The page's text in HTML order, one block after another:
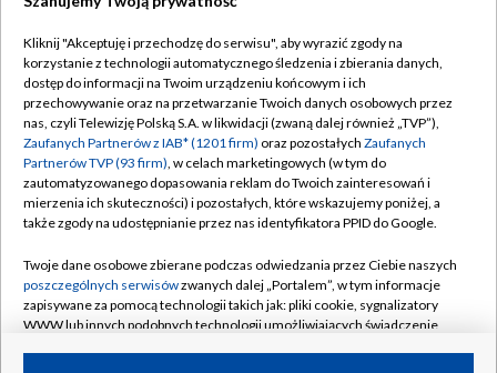
TVP
Abonament TVP
Emisja w TVP
Centrum informacji TVP
Naziemna Telewizja Cyfrowa
Rada Programowa
System NOS
Informacje o nadawcy
Regulamin TVP
Polityka prywatności
Moje zgody
Pomoc
Kontakt
Kanały
Kliknij "Akceptuję i przechodzę do serwisu", aby wyrazić zgody na
korzystanie z technologii automatycznego śledzenia i zbierania danych,
dostęp do informacji na Twoim urządzeniu końcowym i ich
przechowywanie oraz na przetwarzanie Twoich danych osobowych przez
nas, czyli Telewizję Polską S.A. w likwidacji (zwaną dalej również „TVP”),
Zaufanych Partnerów z IAB* (1201 firm) oraz pozostałych Zaufanych
Partnerów TVP (93 firm), w celach marketingowych (w tym do
zautomatyzowanego dopasowania reklam do Twoich zainteresowań i
mierzenia ich skuteczności) i pozostałych, które wskazujemy poniżej, a
także zgody na udostępnianie przez nas identyfikatora PPID do Google.
Twoje dane osobowe zbierane podczas odwiedzania przez Ciebie naszych
poszczególnych serwisówzwanych dalej „Portalem”, w tym informacje
zapisywane za pomocą technologii takich jak: pliki cookie, sygnalizatory
WWW lub innych podobnych technologii umożliwiających świadczenie